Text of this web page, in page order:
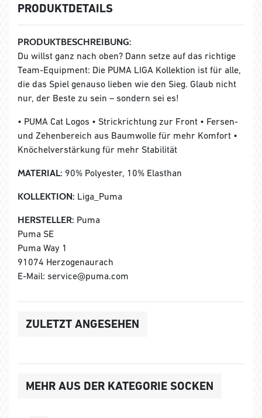
PRODUKTDETAILS
PRODUKTBESCHREIBUNG:
Du willst ganz nach oben? Dann setze auf das richtige
Team-Equipment: Die PUMA LIGA Kollektion ist für alle,
die das Spiel genauso lieben wie den Sieg. Glaub nicht
nur, der Beste zu sein – sondern sei es!
• PUMA Cat Logos • Strickrichtung zur Front • Fersen-
und Zehenbereich aus Baumwolle für mehr Komfort •
Knöchelverstärkung für mehr Stabilität
MATERIAL: 90% Polyester, 10% Elasthan
KOLLEKTION: Liga_Puma
HERSTELLER: Puma
Puma SE
Puma Way 1
91074 Herzogenaurach
E-Mail: service@puma.com
ZULETZT ANGESEHEN
MEHR AUS DER KATEGORIE SOCKEN